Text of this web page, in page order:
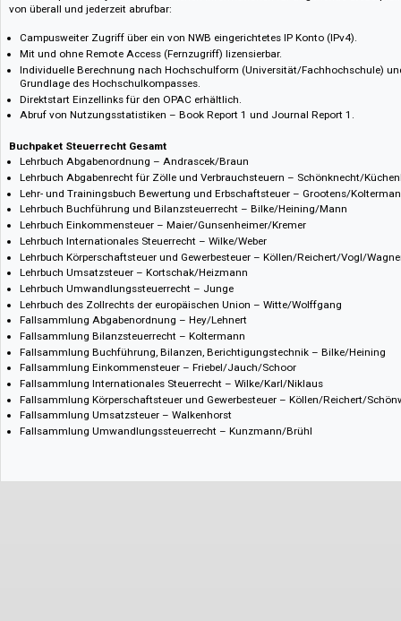
Verlagsinformation :: Publisher's information
NWB Campus Library - Alle wesentlichen Informationen für angehende
von überall und jederzeit abrufbar:
Campusweiter Zugriff über ein von NWB eingerichtetes IP Konto (IPv4).
Individuelle Berechnung nach Hochschulform (Universität/
Grundlage des Hochschulkompasses.
Direktstart Einzellinks für den OPAC erhältlich.
Abruf von Nutzungsstatistiken – Book Report 1 und Journal Report 1.
Buchpaket Steuerrecht Gesamt
Lehrbuch Abgabenordnung – Andrascek/Braun
Lehrbuch Abgabenrecht für Zölle und Verbrauchsteuern –
Lehr- und Trainingsbuch Bewertung und Erbschaftsteuer – Grootens/
Lehrbuch Buchführung und Bilanzsteuerrecht – Bilke/Heining/Mann
Lehrbuch Einkommensteuer – Maier/Gunsenheimer/Kremer
Lehrbuch Internationales Steuerrecht – Wilke/Weber
Lehrbuch Körperschaftsteuer und Gewerbesteuer – Köllen/Reichert/
Lehrbuch Umsatzsteuer – Kortschak/Heizmann
Lehrbuch Umwandlungssteuerrecht – Junge
Lehrbuch des Zollrechts der europäischen Union – Witte/Wolffgang
Fallsammlung Abgabenordnung – Hey/Lehnert
Fallsammlung Bilanzsteuerrecht – Koltermann